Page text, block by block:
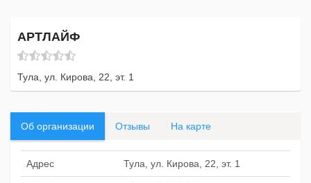
АРТЛАЙФ
Тула, ул. Кирова, 22, эт. 1
Об организации Отзывы На карте
Адрес Тула, ул. Кирова, 22, эт. 1